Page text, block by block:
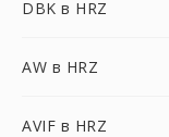
DBK в HRZ
AW в HRZ
AVIF в HRZ